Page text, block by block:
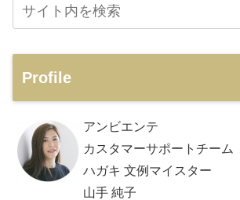
Profile
アンビエンテ
カスタマーサポートチーム
ハガキ 文例マイスター
山手 純子